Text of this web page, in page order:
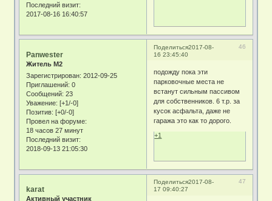
Последний визит:
2017-08-16 16:40:57
Поделиться 46
2017-08-
16 23:45:40
Panwester
Житель М2
Зарегистрирован: 2012-09-25
Приглашений: 0
Сообщений: 23
Уважение: [+1/-0]
Позитив: [+0/-0]
Провел на форуме:
18 часов 27 минут
Последний визит:
2018-09-13 21:05:30
подожду пока эти
парковочные места не
встанут сильным пассивом
для собственников. 6 т.р. за
кусок асфальта, даже не
гаража это как то дорого.
+1
Поделиться 47
2017-08-
17 09:40:27
karat
Активный участник